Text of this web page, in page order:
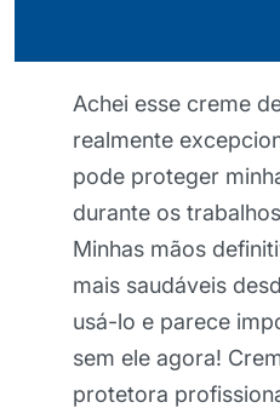
Achei esse creme
realmente
pode proteger
durante os
Minhas mãos
mais saudáveis
usá-lo e parece
sem ele agora!
protetora